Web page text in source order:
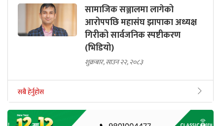
सामाजिक सञ्जालमा लागेको
आरोपपछि महासंघ झापाका अध्यक्ष
गिरीको सार्वजनिक स्पष्टीकरण
(भिडियो)
शुक्रबार, साउन २२, २०८३
सबै हेर्नुहोस